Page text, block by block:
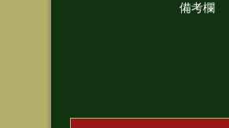
備考欄